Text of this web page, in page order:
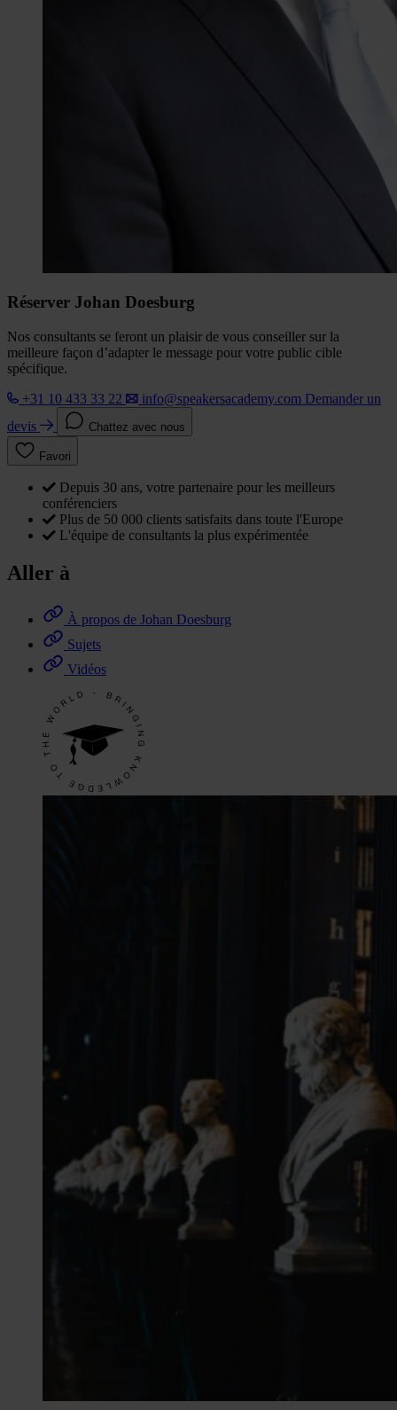
Réserver Johan Doesburg
Nos consultants se feront un plaisir de vous conseiller sur la
meilleure façon d’adapter le message pour votre public cible
spécifique.
+31 10 433 33 22
info@speakersacademy.com Demander un
devis
Chattez avec nous
Favori
Depuis 30 ans, votre partenaire pour les meilleurs
conférenciers
Plus de 50 000 clients satisfaits dans toute l'Europe
L'équipe de consultants la plus expérimentée
Aller à
À propos de Johan Doesburg
Sujets
Vidéos